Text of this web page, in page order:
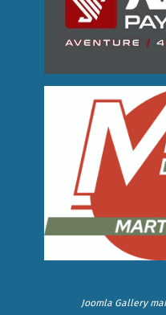
Joomla Gallery